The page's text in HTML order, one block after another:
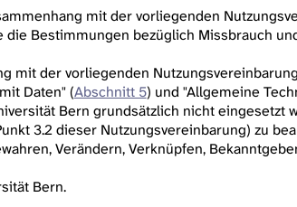
mit der vorliegenden
die Bestimmungen bezüglich Missbrauch
mit der vorliegenden
Daten" (Abschnitt 5) und "Allgemeine
Bern grundsätzlich nicht eingesetzt
3.2 dieser Nutzungsvereinbarung) zu
Verändern, Verknüpfen,
Bern.